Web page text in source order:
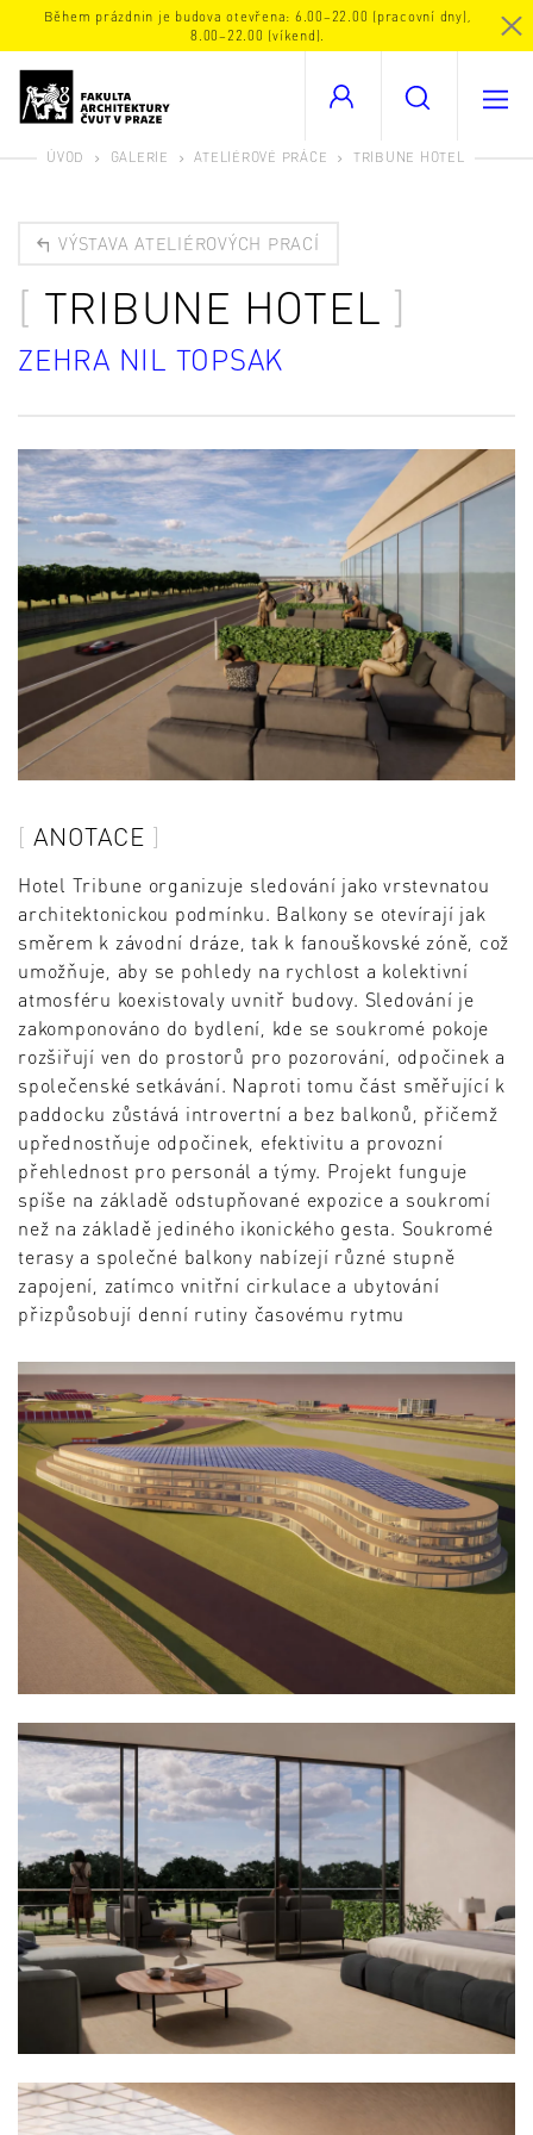
Během prázdnin je budova otevřena: 6.00–22.00 (pracovní dny),
8.00–22.00 (víkend).
ÚVOD GALERIE ATELIÉROVÉ PRÁCE TRIBUNE HOTEL
VÝSTAVA ATELIÉROVÝCH PRACÍ
TRIBUNE HOTEL
ZEHRA NIL TOPSAK
ANOTACE
Hotel Tribune organizuje sledování jako vrstevnatou
architektonickou podmínku. Balkony se otevírají jak
směrem k závodní dráze, tak k fanouškovské zóně, což
umožňuje, aby se pohledy na rychlost a kolektivní
atmosféru koexistovaly uvnitř budovy. Sledování je
zakomponováno do bydlení, kde se soukromé pokoje
rozšiřují ven do prostorů pro pozorování, odpočinek a
společenské setkávání. Naproti tomu část směřující k
paddocku zůstává introvertní a bez balkonů, přičemž
upřednostňuje odpočinek, efektivitu a provozní
přehlednost pro personál a týmy. Projekt funguje
spíše na základě odstupňované expozice a soukromí
než na základě jediného ikonického gesta. Soukromé
terasy a společné balkony nabízejí různé stupně
zapojení, zatímco vnitřní cirkulace a ubytování
přizpůsobují denní rutiny časovému rytmu